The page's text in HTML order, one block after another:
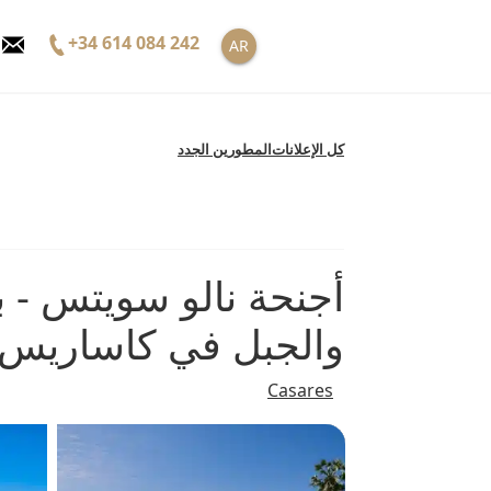
+34 614 084 242 AR
كل الإعلاناتالمطورين الجدد
أجنحة نالو سويتس -
والجبل في
Casares